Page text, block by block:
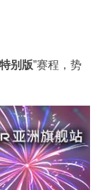
别版”赛程，势